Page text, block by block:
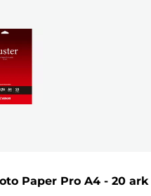
Paper Pro A4 - 20 ark